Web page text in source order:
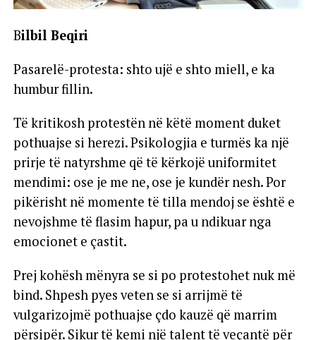
Bilbil Beqiri
Pasarelë-protesta: shto ujë e shto miell, e ka
humbur fillin.
Të kritikosh protestën në këtë moment duket
pothuajse si herezi. Psikologjia e turmës ka një
prirje të natyrshme që të kërkojë uniformitet
mendimi: ose je me ne, ose je kundër nesh. Por
pikërisht në momente të tilla mendoj se është e
nevojshme të flasim hapur, pa u ndikuar nga
emocionet e çastit.
Prej kohësh mënyra se si po protestohet nuk më
bind. Shpesh pyes veten se si arrijmë të
vulgarizojmë pothuajse çdo kauzë që marrim
përsipër. Sikur të kemi një talent të veçantë për